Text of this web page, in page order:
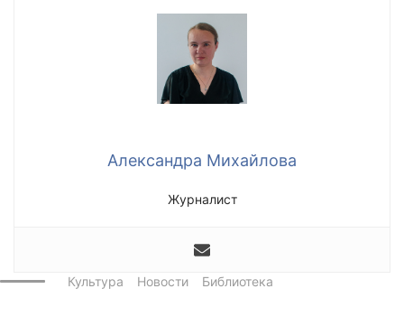
Александра Михайлова
Журналист
Культура Новости Библиотека